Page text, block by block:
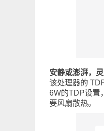
安静或澎湃，
该处理器的
6W的TDP设置
要风扇散热。